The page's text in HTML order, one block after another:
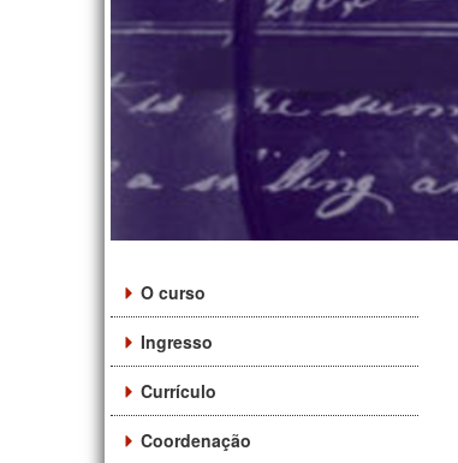
O curso
Ingresso
Currículo
Coordenação